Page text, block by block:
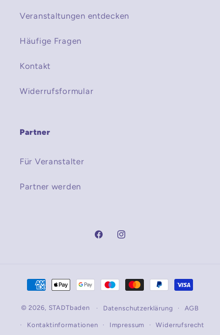
Veranstaltungen entdecken
Häufige Fragen
Kontakt
Widerrufsformular
Partner
Für Veranstalter
Partner werden
FacebookInstagram
Zahlungsmethoden
© 2026, STADTbaden Datenschutzerklärung AGB
Kontaktinformationen Impressum Widerrufsrecht